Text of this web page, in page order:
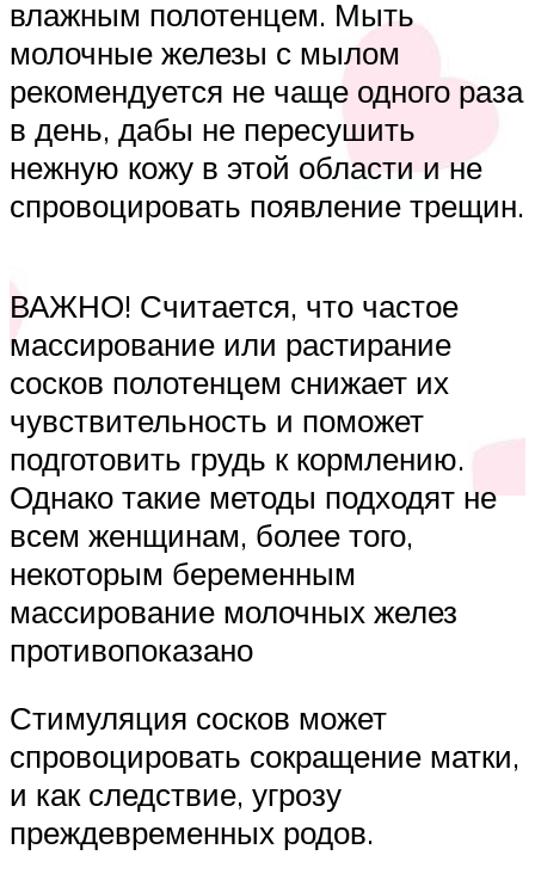
влажным полотенцем. Мыть
молочные железы с мылом
рекомендуется не чаще одного раза
в день, дабы не пересушить
нежную кожу в этой области и не
спровоцировать появление трещин.
ВАЖНО! Считается, что частое
массирование или растирание
сосков полотенцем снижает их
чувствительность и поможет
подготовить грудь к кормлению.
Однако такие методы подходят не
всем женщинам, более того,
некоторым беременным
массирование молочных желез
противопоказано
Стимуляция сосков может
спровоцировать сокращение матки,
и как следствие, угрозу
преждевременных родов.